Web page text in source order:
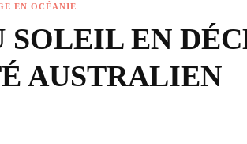
EN OCÉANIE
SOLEIL EN
AUSTRALIEN